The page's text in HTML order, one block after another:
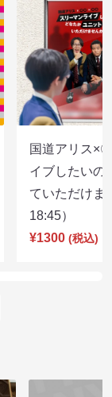
国道アリス×
イブしたいの
ていただけ
18:45）
¥1300 (税込)